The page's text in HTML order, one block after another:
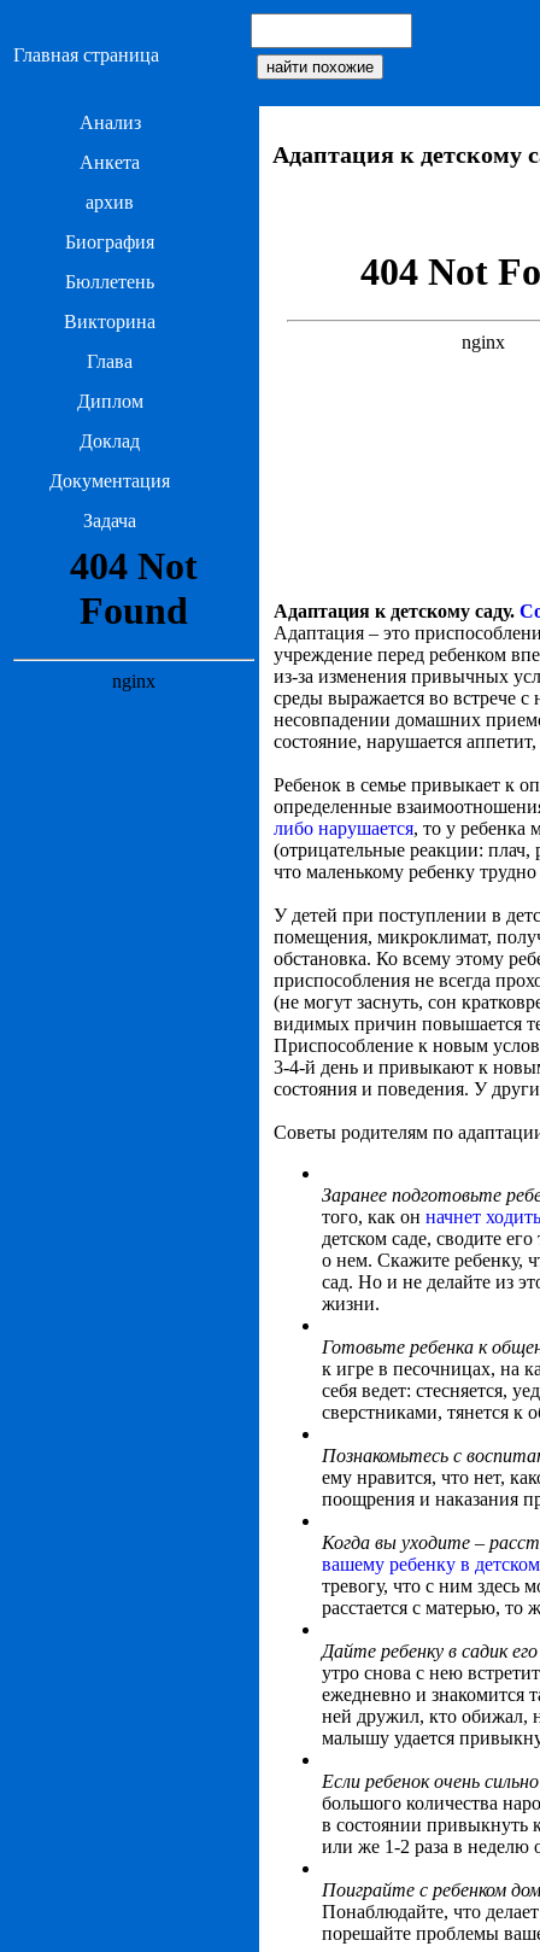
Главная страница
Анализ
Анкета
архив
Биография
Бюллетень
Викторина
Глава
Диплом
Доклад
Документация
Задача
Адаптация к детскому
Адаптация к детскому саду.
Адаптация – это
учреждение перед ребенком
из-за изменения привычных
среды выражается во встрече
несовпадении домашних
состояние, нарушается
Ребенок в семье привыкает к
определенные
либо нарушается, то у ребенка
(отрицательные реакции:
что маленькому ребенку
У детей при поступлении в
помещения, микроклимат,
обстановка. Ко всему этому
приспособления не всегда
(не могут заснуть, сон
видимых причин повышается
Приспособление к новым
3-4-й день и привыкают к
состояния и поведения. У
Советы родителям по
Заранее подготовьте
того, как он начнет
детском саде, сводите
о нем. Скажите ребенку,
сад. Но и не делайте из
жизни.
Готовьте ребенка к
к игре в песочницах, на
себя ведет: стесняется,
сверстниками, тянется к
Познакомьтесь с
ему нравится, что нет,
поощрения и наказания
Когда вы уходите –
вашему ребенку в детском
тревогу, что с ним здесь
расстается с матерью, то
Дайте ребенку в садик
утро снова с нею
ежедневно и знакомится
ней дружил, кто обижал,
малышу удается
Если ребенок очень
большого количества
в состоянии привыкнуть
или же 1-2 раза в неделю
Поиграйте с ребенком
Понаблюдайте, что
порешайте проблемы